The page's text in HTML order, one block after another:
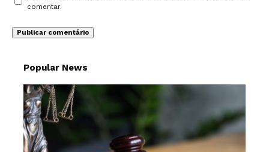
comentar.
Popular News